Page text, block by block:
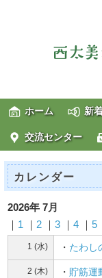
ホーム 新
交流センター
カレンダー
2026年 7月
1 2 ｜3 ｜4 ｜5
1 (水) ・ たわし
2 (木) ・ 貯筋運